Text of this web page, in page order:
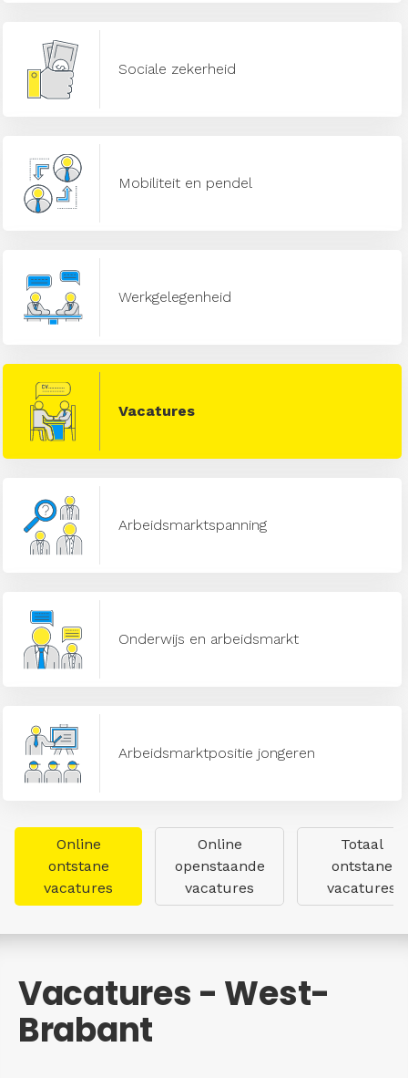
Sociale zekerheid
Mobiliteit en pendel
Werkgelegenheid
Vacatures
Arbeidsmarktspanning
Onderwijs en arbeidsmarkt
Arbeidsmarktpositie jongeren
Online
ontstane
vacatures
Online
openstaande
vacatures
Totaal
ontstane
vacatures
Vacatures - West-
Brabant